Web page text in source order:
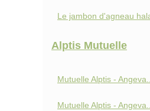
Le jambon d'agneau
Alptis Mutuelle
Mutuelle Alptis - Angeva...
Mutuelle Alptis - Angeva...